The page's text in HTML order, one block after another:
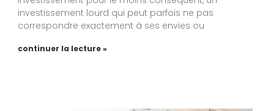
investissement lourd qui peut parfois ne pas
correspondre exactement à ses envies ou
continuer la lecture »